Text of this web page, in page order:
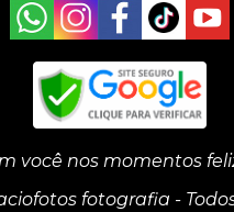
você nos momentos
fotografia -